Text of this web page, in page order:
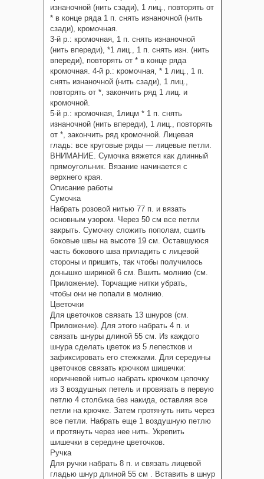
изнаночной (нить сзади), 1 лиц., повторять от
* в конце ряда 1 п. снять изнаночной (нить
сзади), кромочная.
3-й р.: кромочная, 1 п. снять изнаночной
(нить впереди), *1 лиц., 1 п. снять изн. (нить
впереди), повторять от * в конце ряда
кромочная. 4-й р.: кромочная, * 1 лиц., 1 п.
снять изнаночной (нить сзади), 1 лиц.,
повторять от *, закончить ряд 1 лиц. и
кромочной.
5-й р.: кромочная, 1лицм * 1 п. снять
изнаночной (нить впереди), 1 лиц., повторять
от *, закончить ряд кромочной. Лицевая
гладь: все круговые ряды — лицевые петли.
ВНИМАНИЕ. Сумочка вяжется как длинный
прямоугольник. Вязание начинается с
верхнего края.
Описание работы
Сумочка
Набрать розовой нитью 77 п. и вязать
основным узором. Через 50 см все петли
закрыть. Сумочку сложить пополам, сшить
боковые швы на высоте 19 см. Оставшуюся
часть бокового шва приладить с лицевой
стороны и пришить, так чтобы получилось
донышко шириной 6 см. Вшить молнию (см.
Приложение). Торчащие нитки убрать,
чтобы они не попали в молнию.
Цветочки
Для цветочков связать 13 шнуров (см.
Приложение). Для этого набрать 4 п. и
связать шнуры длиной 55 см. Из каждого
шнура сделать цветок из 5 лепестков и
зафиксировать его стежками. Для середины
цветочков связать крючком шишечки:
коричневой нитью набрать крючком цепочку
из 3 воздушных петель и провязать в первую
петлю 4 столбика без накида, оставляя все
петли на крючке. Затем протянуть нить через
все петли. Набрать еще 1 воздушную петлю
и протянуть через нее нить. Укрепить
шишечки в середине цветочков.
Ручка
Для ручки набрать 8 п. и связать лицевой
гладью шнур длиной 55 см . Вставить в шнур